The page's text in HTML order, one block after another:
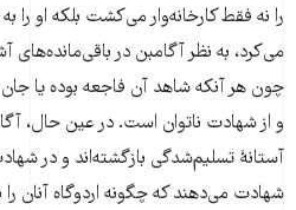
را نه فقط کارخانه‌وار می‌کشت بلکه او را
می‌کرد، به نظر آگامبن در
چون هر آنکه شاهد آن فاجعه بوده یا جان
و از شهادت ناتوان است. در عین حال،
آستانۀ تسلیم‌شدگی بازگشته‌اند و در
شهادت می‌دهند که چگونه اردوگاه آنان